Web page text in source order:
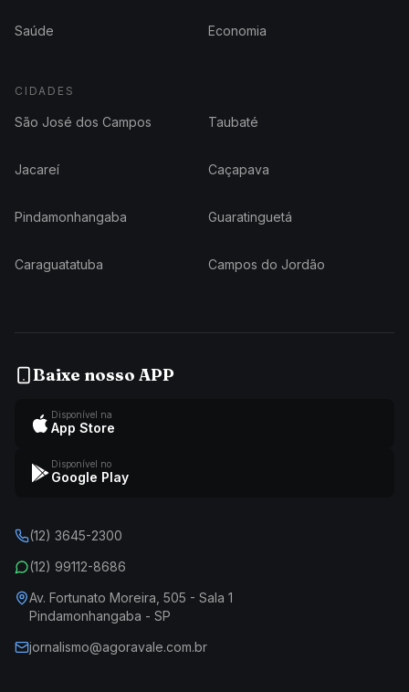
Saúde Economia
CIDADES
São José dos Campos Taubaté
Jacareí Caçapava
Pindamonhangaba Guaratinguetá
Caraguatatuba Campos do Jordão
Baixe nosso APP
Disponível na
App Store
Disponível no
Google Play
(12) 3645-2300
(12) 99112-8686
Av. Fortunato Moreira, 505 - Sala 1
Pindamonhangaba - SP
jornalismo@agoravale.com.br